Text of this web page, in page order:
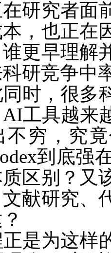
研究者面
，也正在
更早理解
研竞争中
时，很多
AI工具越来
不穷，究
到底强
区别？又
献研究、
是为这样